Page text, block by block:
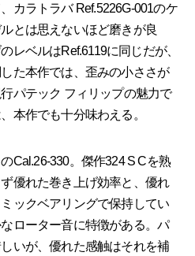
カラトラバ Ref.5226G-001のケ
とは思えないほど磨きが良
レベルはRef.6119に同じだが、
た本作では、歪みの小ささが
パテック フィリップの魅力で
本作でも十分味わえる。
Cal.26-330。傑作324 S Cを熟
優れた巻き上げ効率と、優れ
ックベアリングで保持してい
ローター音に特徴がある。パ
いが、優れた感触はそれを補